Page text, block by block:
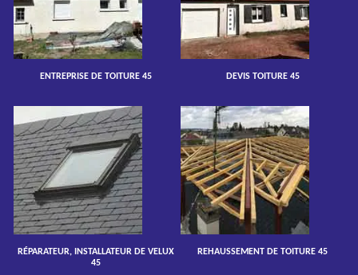
ENTREPRISE DE TOITURE 45 DEVIS TOITURE 45
RÉPARATEUR, INSTALLATEUR DE VELUX
45
REHAUSSEMENT DE TOITURE 45